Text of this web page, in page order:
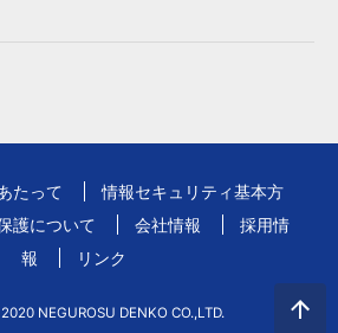
たって
情報セキュリティ基本方
護について 会社情報
採用情
報
リンク
NEGUROSU DENKO CO.,LTD.